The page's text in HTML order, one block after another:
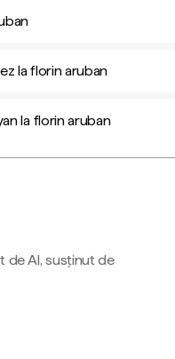
la florin aruban
la florin aruban
de AI, susținut de